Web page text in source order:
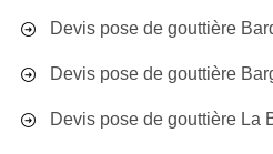
Devis pose de gouttière
Devis pose de gouttière
Devis pose de gouttière La